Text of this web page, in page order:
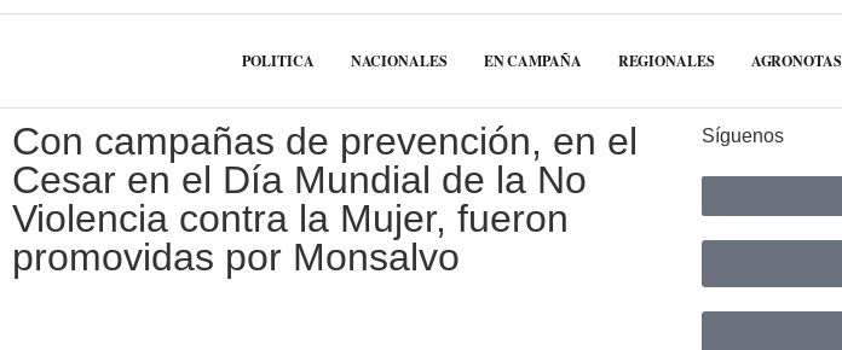
POLITICA NACIONALES EN CAMPAÑA REGIONALES AGRONOTAS
Con campañas de prevención, en el
Cesar en el Día Mundial de la No
Violencia contra la Mujer, fueron
promovidas por Monsalvo
Síguenos